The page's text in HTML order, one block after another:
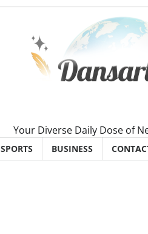
Your Diverse Daily Dose of
SPORTS BUSINESS